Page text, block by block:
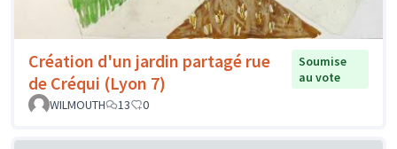
Création d'un jardin partagé rue
de Créqui (Lyon 7)
Soumise
au vote
WILMOUTH
13 0